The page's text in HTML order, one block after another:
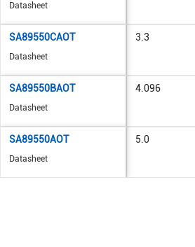
Datasheet
SA89550CAOT
Datasheet
3.3
SA89550BAOT
Datasheet
4.096
SA89550AOT
Datasheet
5.0